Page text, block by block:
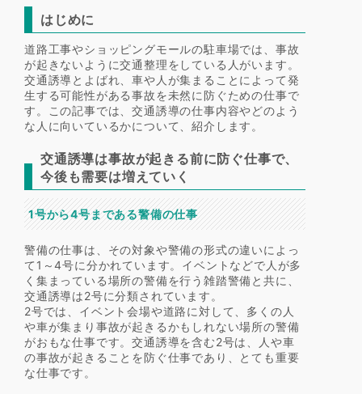
はじめに
道路工事やショッピングモールの駐車場では、事故
が起きないように交通整理をしている人がいます。
交通誘導とよばれ、車や人が集まることによって発
生する可能性がある事故を未然に防ぐための仕事で
す。この記事では、交通誘導の仕事内容やどのよう
な人に向いているかについて、紹介します。
交通誘導は事故が起きる前に防ぐ仕事で、
今後も需要は増えていく
1号から4号まである警備の仕事
警備の仕事は、その対象や警備の形式の違いによっ
て1～4号に分かれています。イベントなどで人が多
く集まっている場所の警備を行う雑踏警備と共に、
交通誘導は2号に分類されています。
2号では、イベント会場や道路に対して、多くの人
や車が集まり事故が起きるかもしれない場所の警備
がおもな仕事です。交通誘導を含む2号は、人や車
の事故が起きることを防ぐ仕事であり、とても重要
な仕事です。